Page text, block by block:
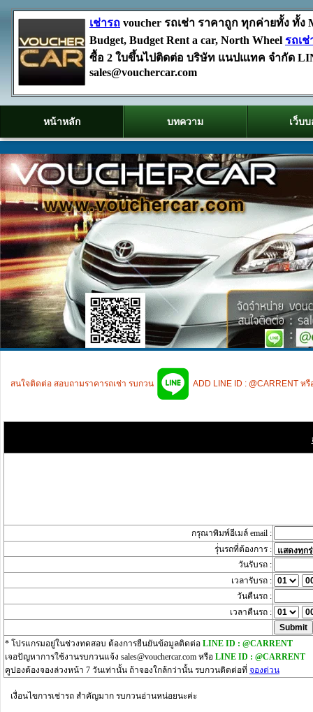
เช่ารถ voucher รถเช่า ราคาถูก ทุกค่ายทั้ง ทั้ง
Budget, Budget Rent a car, North Wheel รถเช่
ซื้อ 2 ใบขึ้นไปติดต่อ บริษัท แนปแเทค จำกัด
sales@vouchercar.com
หน้าหลัก บทความ เว็บ
สนใจติดต่อ สอบถามราคารถเช่า รบกวน ADD LINE ID : @CARRENT หรื
กรุณาพิมพ์อีเมล์ email :
รุ่่นรถที่ต้องการ :
วันรับรถ :
เวลารับรถ :
วันคืนรถ :
เวลาคืนรถ :
* โปรแกรมอยู่ในช่วงทดสอบ ต้องการยืนยันข้อมูลติดต่อ LINE ID : @CARRENT
เจอปัญหาการใช้งานรบกวนแจ้ง sales@vouchercar.com หรือ LINE ID : @CARRENT
คูปองต้องจองล่วงหน้า 7 วันเท่านั้น ถ้าจองใกล้กว่านั้น รบกวนติดต่อที่ จองด่วน
เงื่อนไขการเช่ารถ สำคัญมาก รบกวนอ่านหน่อยนะค่ะ